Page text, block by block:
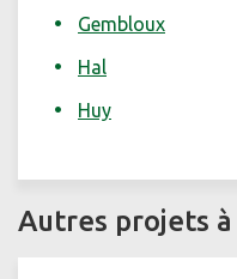
Gembloux
Hal
Huy
Autres projets